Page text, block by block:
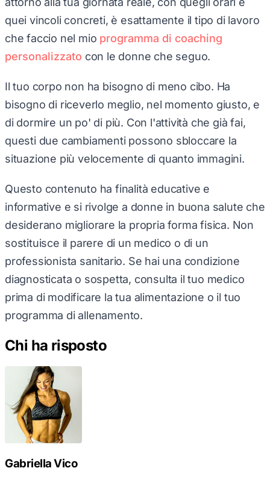
quei vincoli concreti, è esattamente il tipo di lavoro
che faccio nel mio programma di coaching
personalizzato con le donne che seguo.
Il tuo corpo non ha bisogno di meno cibo. Ha
bisogno di riceverlo meglio, nel momento giusto, e
di dormire un po' di più. Con l'attività che già fai,
questi due cambiamenti possono sbloccare la
situazione più velocemente di quanto immagini.
Questo contenuto ha finalità educative e
informative e si rivolge a donne in buona salute che
desiderano migliorare la propria forma fisica. Non
sostituisce il parere di un medico o di un
professionista sanitario. Se hai una condizione
diagnosticata o sospetta, consulta il tuo medico
prima di modificare la tua alimentazione o il tuo
programma di allenamento.
Chi ha risposto
Gabriella Vico